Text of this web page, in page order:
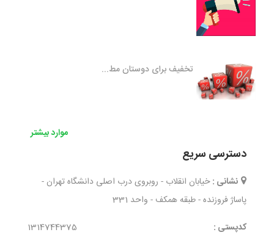
تخفیف برای دوستان مط...
موارد بیشتر
دسترسی سریع
نشانی : خیابان انقلاب - روبروی درب اصلی دانشگاه تهران -
پاساژ فروزنده - طبقه همکف - واحد 331
کدپستی :
1314744375